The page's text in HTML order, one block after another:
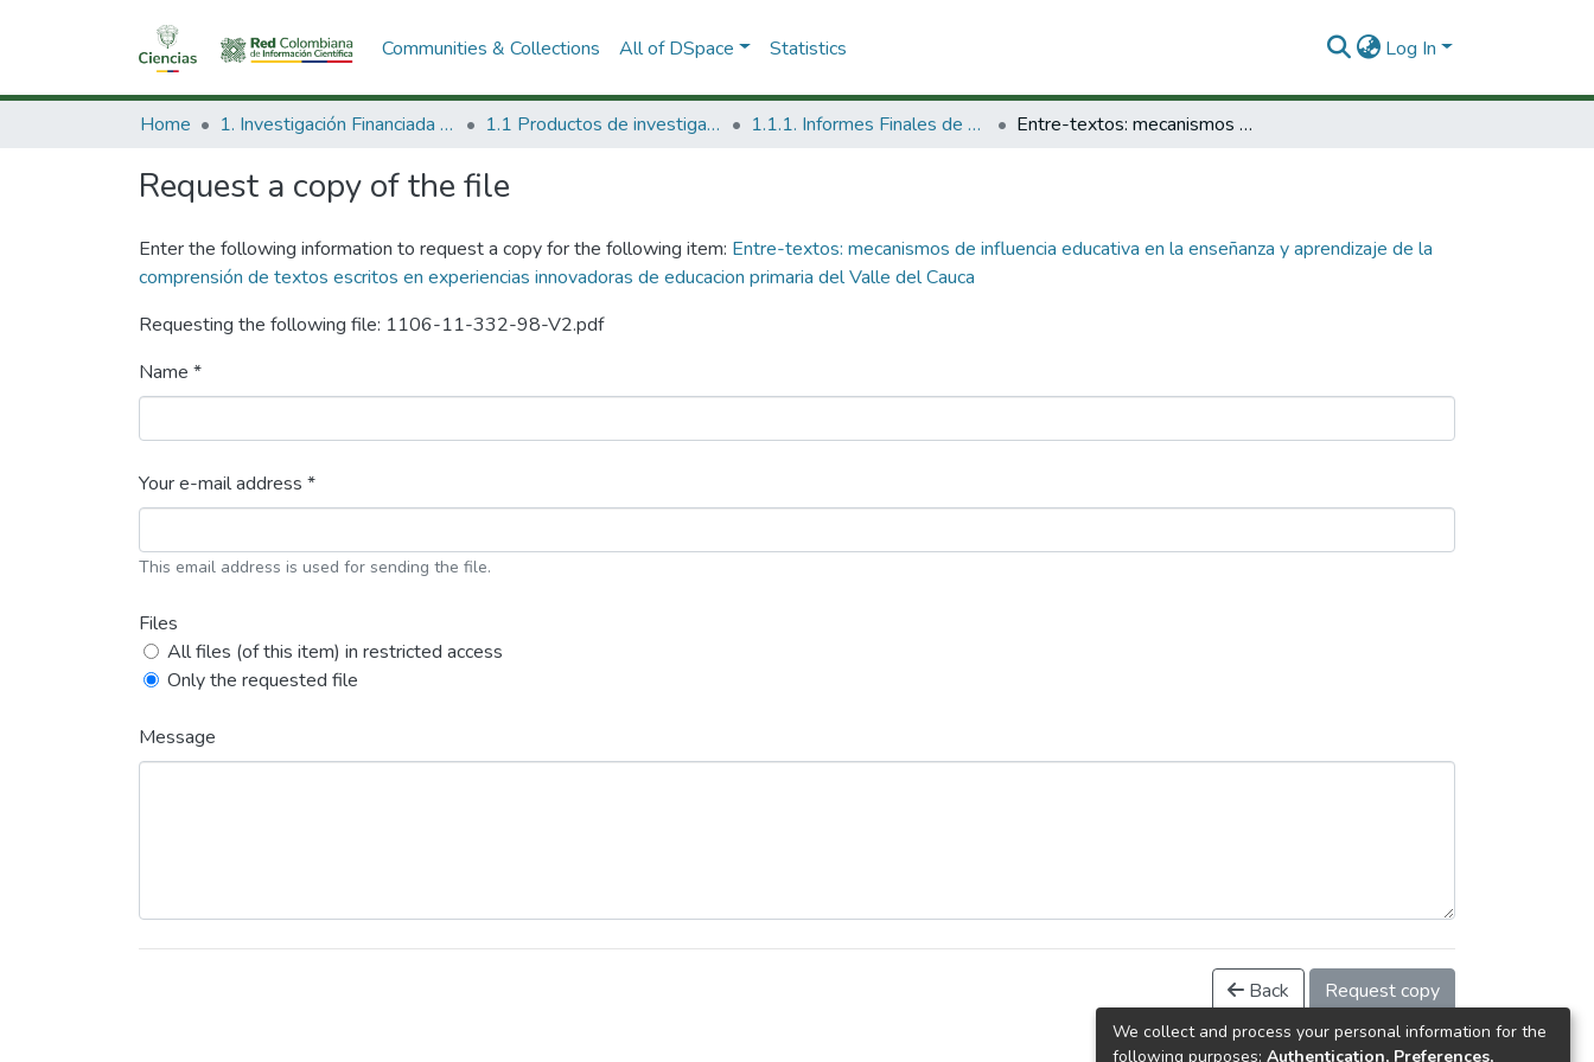
Communities & Collections All of DSpace Statistics Log In
Home 1. Investigación Financiada con Recursos Públicos 1.1 Productos de investigación 1.1.1. Informes Finales de Proyectos de Investigación Entre-textos: mecanismos de influencia educativa en la enseñanza y aprendizaje de la comprensión de textos escritos en experiencias innovadoras de educacion primaria del Valle del Cauca
Request a copy of the file
Enter the following information to request a copy for the following item: Entre-textos: mecanismos de influencia educativa en la enseñanza y aprendizaje de la
comprensión de textos escritos en experiencias innovadoras de educacion primaria del Valle del Cauca
Requesting the following file: 1106-11-332-98-V2.pdf
Name *
Your e-mail address *
This email address is used for sending the file.
Files
All files (of this item) in restricted access
Only the requested file
Message
Back Request copy
We collect and process your personal information for the
following purposes: Authentication, Preferences,